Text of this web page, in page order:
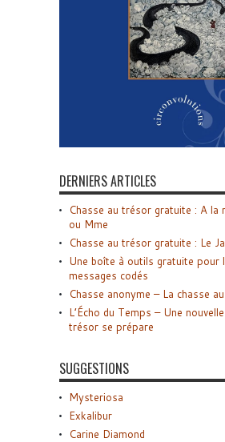
DERNIERS ARTICLES
Chasse au trésor gratuite : A la
ou Mme
Chasse au trésor gratuite : Le
Une boîte à outils gratuite pour
messages codés
Chasse anonyme – La chasse
L’Écho du Temps – Une
trésor se prépare
SUGGESTIONS
Mysteriosa
Exkalibur
Carine Diamond